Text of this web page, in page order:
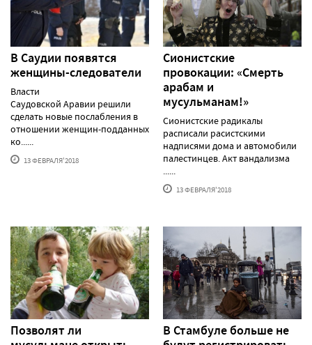
В Саудии появятся
женщины-следователи
Власти
Саудовской Аравии решили
сделать новые послабления в
отношении женщин-подданных
ко......
13 ФЕВРАЛЯ'2018
Сионистские
провокации: «Смерть
арабам и
мусульманам!»
Сионистские радикалы
расписали расистскими
надписями дома и автомобили
палестинцев. Акт вандализма
......
13 ФЕВРАЛЯ'2018
Позволят ли
В Стамбуле больше не